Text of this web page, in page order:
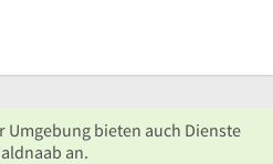
Umgebung bieten auch Dienste
an.